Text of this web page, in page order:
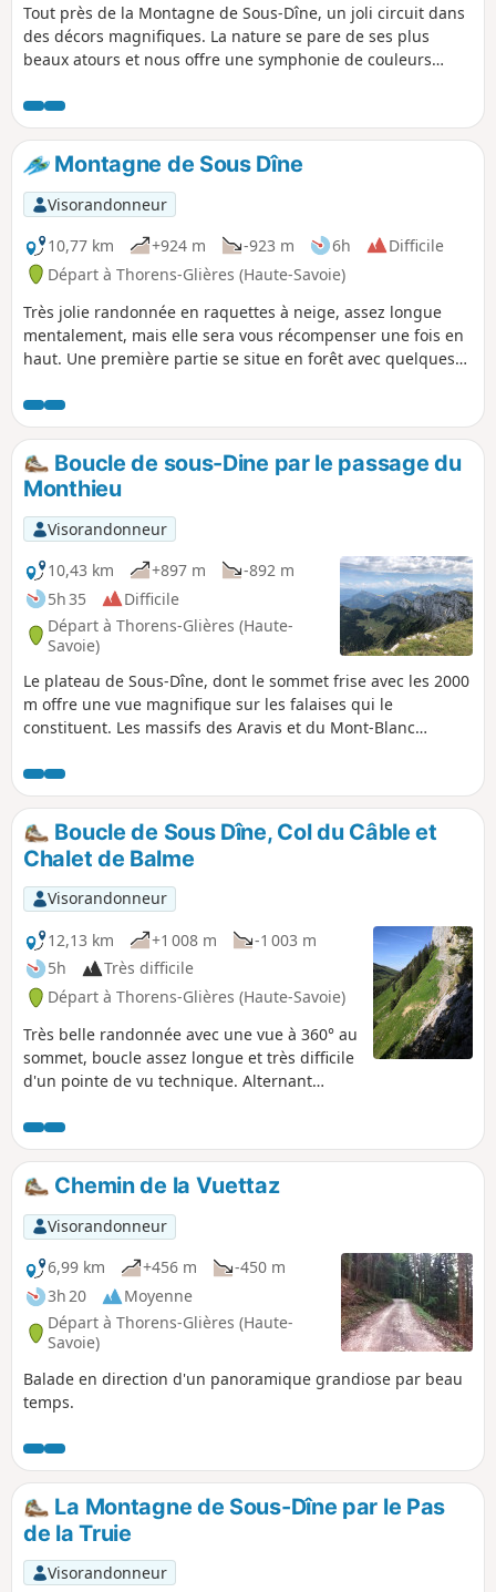
Tout près de la Montagne de Sous-Dîne, un joli circuit dans
des décors magnifiques. La nature se pare de ses plus
beaux atours et nous offre une symphonie de couleurs
de l’Enclave s’effectue dans un superbe environnement
assez sauvage et une explosion de couleurs dans les
arbres.
Montagne de Sous Dîne
Visorandonneur
10,77 km
+924 m -923 m 6h
Difficile
Départ à Thorens-Glières (Haute-Savoie)
Très jolie randonnée en raquettes à neige, assez longue
mentalement, mais elle sera vous récompenser une fois en
haut. Une première partie se situe en forêt avec quelques
de dénivelé jusqu'au sommet. Plusieurs points de vue
sympathiques sur la chaîne des Aravis et au sommet avec
une vue à 360°.
Boucle de sous-Dine par le passage du
Monthieu
Visorandonneur
10,43 km
+897 m
-892 m
5h 35
Difficile
Départ à Thorens-Glières (Haute-
Savoie)
Le plateau de Sous-Dîne, dont le sommet frise avec les 2000
m offre une vue magnifique sur les falaises qui le
constituent. Les massifs des Aravis et du Mont-Blanc
Boucle de Sous Dîne, Col du Câble et
Chalet de Balme
Visorandonneur
12,13 km
+1 008 m
-1 003 m
5h
Très difficile
Départ à Thorens-Glières (Haute-Savoie)
Très belle randonnée avec une vue à 360° au
sommet, boucle assez longue et très difficile
d'un pointe de vu technique. Alternant
assez technique jusqu'au Col du Câble, avec
un passage très difficile. Puis une partie de
descente assez facile jusqu'au Chalet de
Balme, puis sur chemin carrossable, et
traversée de forêt. Attention : un passage
aérien au Col du Câble, est réservé à des
randonneurs expérimentés et non sujets au
vertige.
Chemin de la Vuettaz
Visorandonneur
6,99 km
+456 m
-450 m
3h 20
Moyenne
Départ à Thorens-Glières (Haute-
Savoie)
Balade en direction d'un panoramique grandiose par beau
temps.
La Montagne de Sous-Dîne par le Pas
de la Truie
Visorandonneur